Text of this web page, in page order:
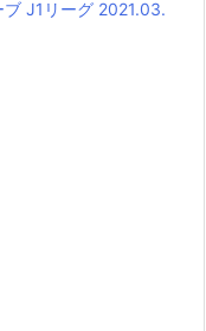
ブ J1リーグ 2021.03.